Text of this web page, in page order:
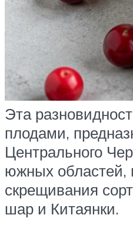
Эта
плодами,
Центрального
южных областей,
скрещивания
шар и Китаянки.